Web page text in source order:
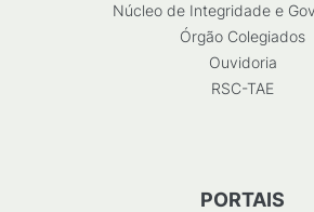
Núcleo de Integridade e
Órgão Colegiados
Ouvidoria
RSC-TAE
PORTAIS